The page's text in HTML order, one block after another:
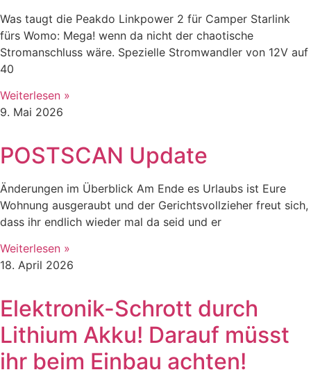
Was taugt die Peakdo Linkpower 2 für Camper Starlink
fürs Womo: Mega! wenn da nicht der chaotische
Stromanschluss wäre. Spezielle Stromwandler von 12V auf
40
Weiterlesen »
9. Mai 2026
POSTSCAN Update
Änderungen im Überblick Am Ende es Urlaubs ist Eure
Wohnung ausgeraubt und der Gerichtsvollzieher freut sich,
dass ihr endlich wieder mal da seid und er
Weiterlesen »
18. April 2026
Elektronik-Schrott durch
Lithium Akku! Darauf müsst
ihr beim Einbau achten!